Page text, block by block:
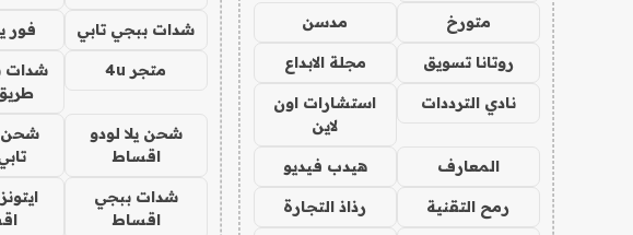
متورخ مدسن
روتانا تسويق مجلة الابداع
نادي الترددات
استشارات اون
لاين
المعارف هيدب فيديو
رمح التقنية رذاذ التجارة
شدات ببجي تابي فور
متجر 4u
شدات
شحن يلا لودو
اقساط
شحن
شدات ببجي
اقساط